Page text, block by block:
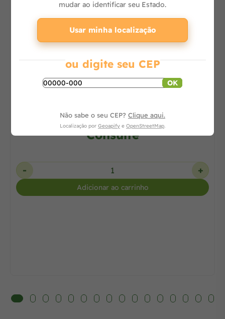
Bomba Centrífuga 1,5 CV Trifásica 110/380V
Consulte
- +
Adicionar ao carrinho
mudar ao identificar seu Estado.
Usar minha localização
ou digite seu CEP
OK
Não sabe o seu CEP? Clique aqui.
Localização por Geoapify e OpenStreetMap.